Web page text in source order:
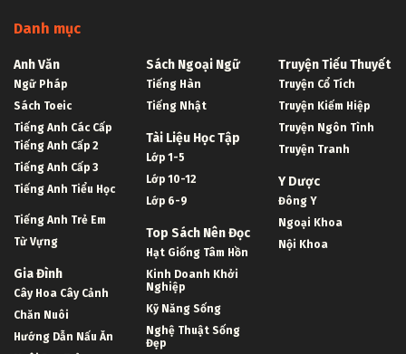
Danh mục
Anh Văn
Ngữ Pháp
Sách Toeic
Tiếng Anh Các Cấp
Tiếng Anh Cấp 2
Tiếng Anh Cấp 3
Tiếng Anh Tiểu Học
Tiếng Anh Trẻ Em
Từ Vựng
Gia Đình
Cây Hoa Cây Cảnh
Chăn Nuôi
Hướng Dẫn Nấu Ăn
Sách Ngoại Ngữ
Tiếng Hàn
Tiếng Nhật
Tài Liệu Học Tập
Lớp 1-5
Lớp 10-12
Lớp 6-9
Top Sách Nên Đọc
Hạt Giống Tâm Hồn
Kinh Doanh Khởi
Nghiệp
Kỹ Năng Sống
Nghệ Thuật Sống
Đẹp
Truyện Tiểu Thuyết
Truyện Cổ Tích
Truyện Kiếm Hiệp
Truyện Ngôn Tình
Truyện Tranh
Y Dược
Đông Y
Ngoại Khoa
Nội Khoa